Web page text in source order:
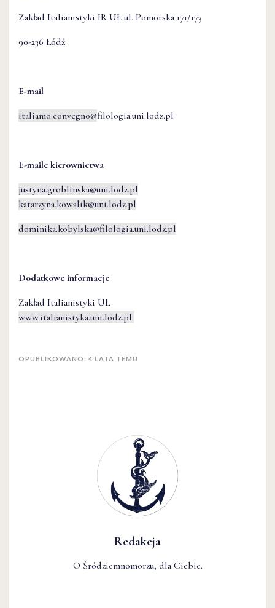
Redakcja
O Śródziemnomorzu, dla Ciebie.
Zakład Italianistyki IR UŁ ul. Pomorska 171/173
90-236 Łódź
E-mail
italiamo.convegno@filologia.uni.lodz.pl
E-maile kierownictwa
justyna.groblinska@uni.lodz.pl
katarzyna.kowalik@uni.lodz.pl
dominika.kobylska@filologia.uni.lodz.pl
Dodatkowe informacje
Zakład Italianistyki UŁ
www.italianistyka.uni.lodz.pl
OPUBLIKOWANO: 4 LATA TEMU